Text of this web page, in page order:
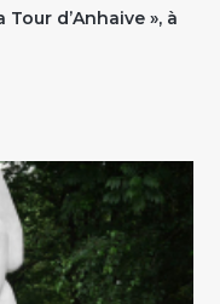
Tour d’Anhaive », à